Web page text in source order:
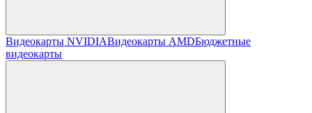
Видеокарты NVIDIAВидеокарты AMDБюджетные
видеокарты